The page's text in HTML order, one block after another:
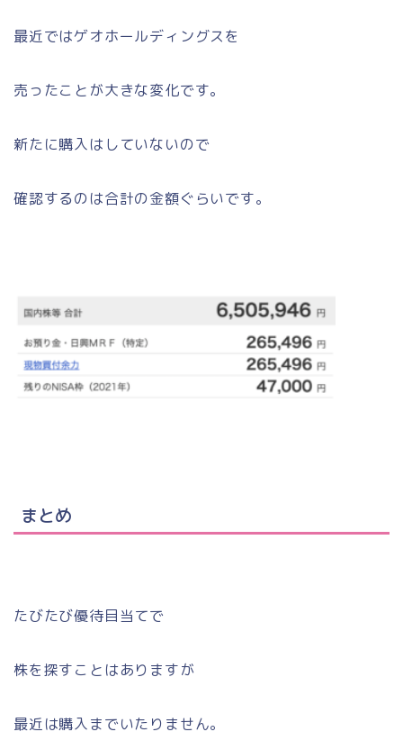
最近ではゲオホールディングスを
売ったことが大きな変化です。
新たに購入はしていないので
確認するのは合計の金額ぐらいです。
まとめ
たびたび優待目当てで
株を探すことはありますが
最近は購入までいたりません。